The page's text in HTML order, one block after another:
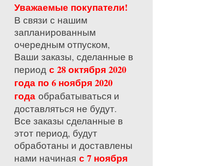
Уважаемые покупатели!
В связи с нашим
запланированным
очередным отпуском,
Ваши заказы, сделанные в
период с 28 октября 2020
года по 6 ноября 2020
года обрабатываться и
доставляться не будут.
Все заказы сделанные в
этот период, будут
обработаны и доставлены
нами начиная с 7 ноября